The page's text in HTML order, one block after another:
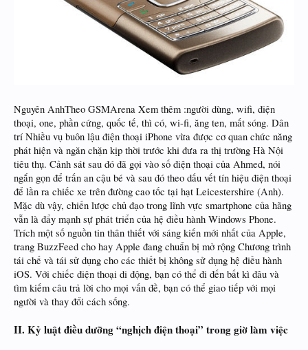
Nguyên AnhTheo GSMArena Xem thêm :người dùng, wifi, điện
thoại, one, phần cứng, quốc tế, thì có, wi-fi, ăng ten, mất sóng. Dân
trí Nhiều vụ buôn lậu điện thoại iPhone vừa được cơ quan chức năng
phát hiện và ngăn chặn kịp thời trước khi đưa ra thị trường Hà Nội
tiêu thụ. Cảnh sát sau đó đã gọi vào số điện thoại của Ahmed, nói
ngắn gọn để trấn an cậu bé và sau đó theo dấu vết tín hiệu điện thoại
để lần ra chiếc xe trên đường cao tốc tại hạt Leicestershire (Anh).
Mặc dù vậy, chiến lược chủ đạo trong lĩnh vực smartphone của hãng
vẫn là đẩy mạnh sự phát triển của hệ điều hành Windows Phone.
Trích một số nguồn tin thân thiết với sáng kiến mới nhất của Apple,
trang BuzzFeed cho hay Apple đang chuẩn bị mở rộng Chương trình
tái chế và tái sử dụng cho các thiết bị không sử dụng hệ điều hành
iOS. Với chiếc điện thoại di động, bạn có thể đi đến bất kì đâu và
tìm kiếm câu trả lời cho mọi vấn đề, bạn có thể giao tiếp với mọi
người và thay đổi cách sống.
II. Kỷ luật điều dưỡng “nghịch điện thoại” trong giờ làm việc